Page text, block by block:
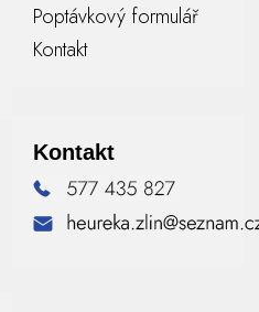
Poptávkový formulář
Kontakt
Kontakt